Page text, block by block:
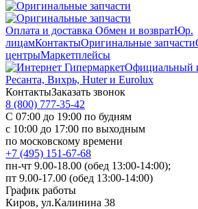
Оплата и доставка Обмен и возвратЮр.
лицамКонтактыОригинальные запчасти
центрыМаркетплейсы
Официальный
Ресанта, Вихрь, Huter и Eurolux
КонтактыЗаказать звонок
8 (800) 777-35-42
С 07:00 до 19:00 по будням
с 10:00 до 17:00 по выходным
по московскому времени
+7 (495) 151-67-68
пн-чт 9.00-18.00 (обед 13:00-14:00);
пт 9.00-17.00 (обед 13:00-14:00)
График работы
Киров, ул.Калинина 38